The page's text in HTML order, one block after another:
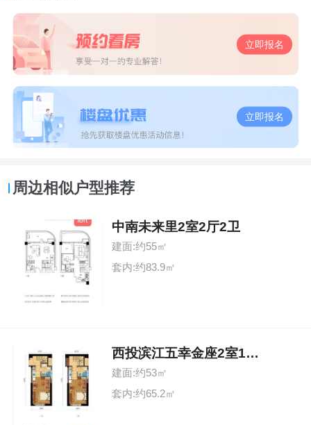
立即报名
立即报名
周边相似户型推荐
中南未来里2室2厅2卫
建面:约55㎡
套内:约83.9㎡
西投滨江五幸金座2室1厅2卫
建面:约53㎡
套内:约65.2㎡